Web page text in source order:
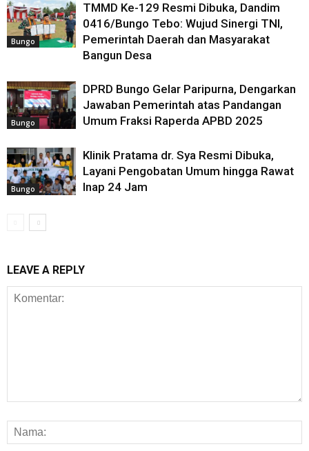
Bungo
TMMD Ke-129 Resmi Dibuka, Dandim
0416/Bungo Tebo: Wujud Sinergi TNI,
Pemerintah Daerah dan Masyarakat
Bangun Desa
Bungo
DPRD Bungo Gelar Paripurna, Dengarkan
Jawaban Pemerintah atas Pandangan
Umum Fraksi Raperda APBD 2025
Bungo
Klinik Pratama dr. Sya Resmi Dibuka,
Layani Pengobatan Umum hingga Rawat
Inap 24 Jam
LEAVE A REPLY